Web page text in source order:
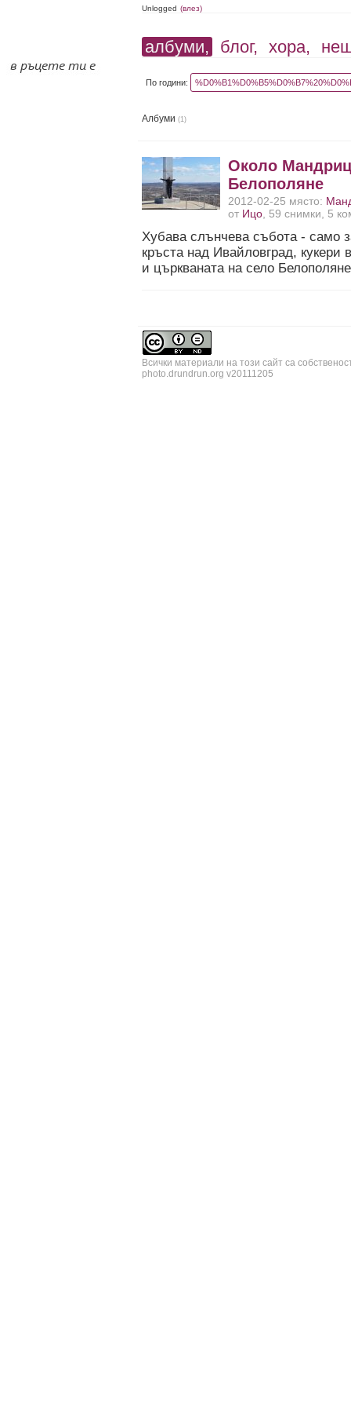
Unlogged (влез)
албуми, блог, хора,
По години:
Албуми(1)
Около
Белополяне
2012-02-25 място:
от Ицо , 59 снимки, 5
Хубава слънчева събота - само
кръста над Ивайловград,
и църкваната на село
Всички материали на този сайт са
photo.drundrun.org v20111205